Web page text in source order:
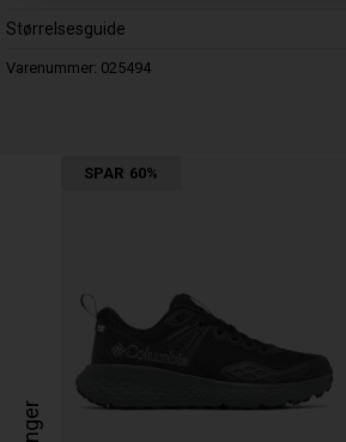
Størrelsesguide
Varenummer: 025494
SPAR 60%